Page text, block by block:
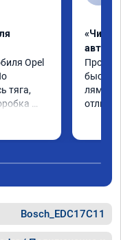
Opel
тяга,
быстрее
«Чип
быстро
лямбде
отлично
Bosch_EDC17C11